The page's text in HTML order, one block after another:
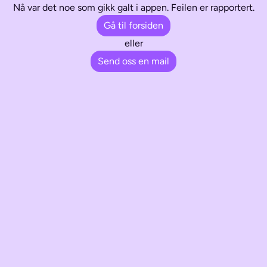
Nå var det noe som gikk galt i appen. Feilen er rapportert.
Gå til forsiden
eller
Send oss en mail